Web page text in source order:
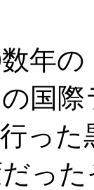
年
国
っ
っ